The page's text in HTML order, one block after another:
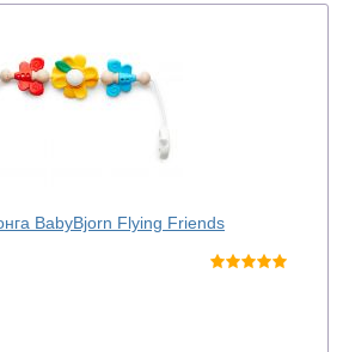
BabyBjorn Flying Friends